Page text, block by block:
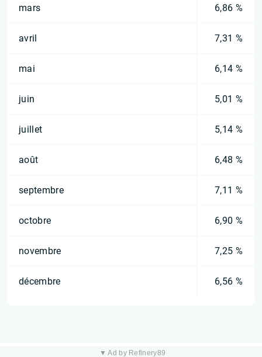
mars 6,86 %
avril 7,31 %
mai 6,14 %
juin 5,01 %
juillet 5,14 %
août 6,48 %
septembre 7,11 %
octobre 6,90 %
novembre 7,25 %
décembre 6,56 %
▼ Ad by Refinery89